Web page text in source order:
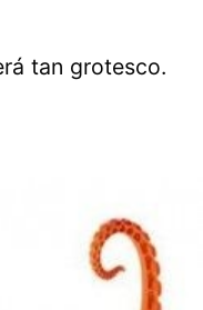
tan grotesco.